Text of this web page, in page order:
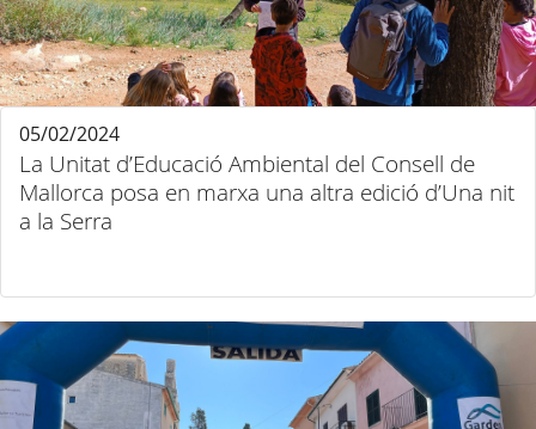
La Unitat d’Educació Ambiental del Consell de
Mallorca posa en marxa una altra edició d’Una nit
a la Serra
05/02/2024